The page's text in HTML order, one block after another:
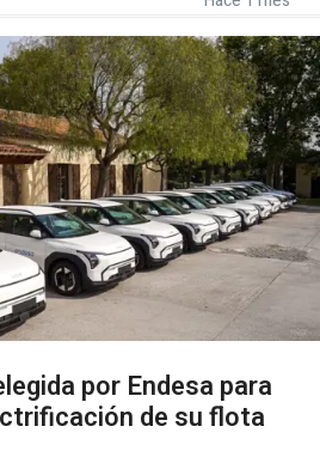
por Endesa para
de su flota